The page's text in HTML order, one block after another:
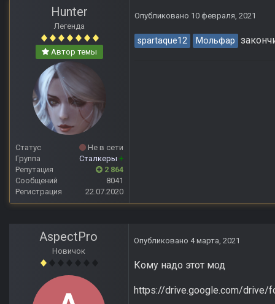
Hunter
Легенда
Автор темы
Статус
Не в сети
Группа
Сталкеры +
Репутация
2 864
Сообщений
8041
Регистрация
22.07.2020
Опубликовано 10 февраля, 2021
spartaque12 Мольфар
AspectPro
Новичок
Опубликовано 4 марта, 2021
Кому надо этот мод
https://drive.google.com/drive/